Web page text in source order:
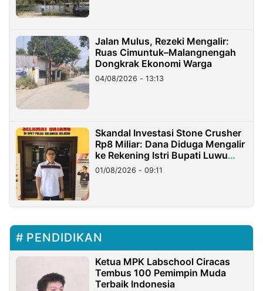
Jalan Mulus, Rezeki Mengalir:
Ruas Cimuntuk–Malangnengah
Dongkrak Ekonomi Warga
04/08/2026 - 13:13
Skandal Investasi Stone Crusher
Rp8 Miliar: Dana Diduga Mengalir
ke Rekening Istri Bupati Luwu
Timur
01/08/2026 - 09:11
PENDIDIKAN
Ketua MPK Labschool Ciracas
Tembus 100 Pemimpin Muda
Terbaik Indonesia